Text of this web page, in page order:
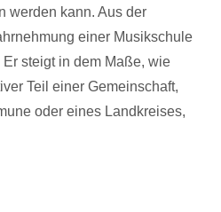
werden kann. Aus der
einer Musikschule
steigt in dem Maße, wie
Teil einer Gemeinschaft,
oder eines Landkreises,